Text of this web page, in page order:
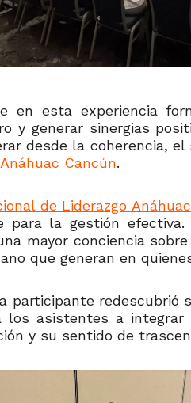
en esta experiencia
y generar sinergias
desde la coherencia, el
Cancún.
de Liderazgo Anáhuac
la gestión
mayor conciencia
que generan en
participante redescubrió
asistentes a integrar
y su sentido de